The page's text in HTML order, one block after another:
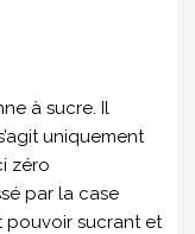
à sucre. Il
uniquement
zéro
par la case
pouvoir sucrant et